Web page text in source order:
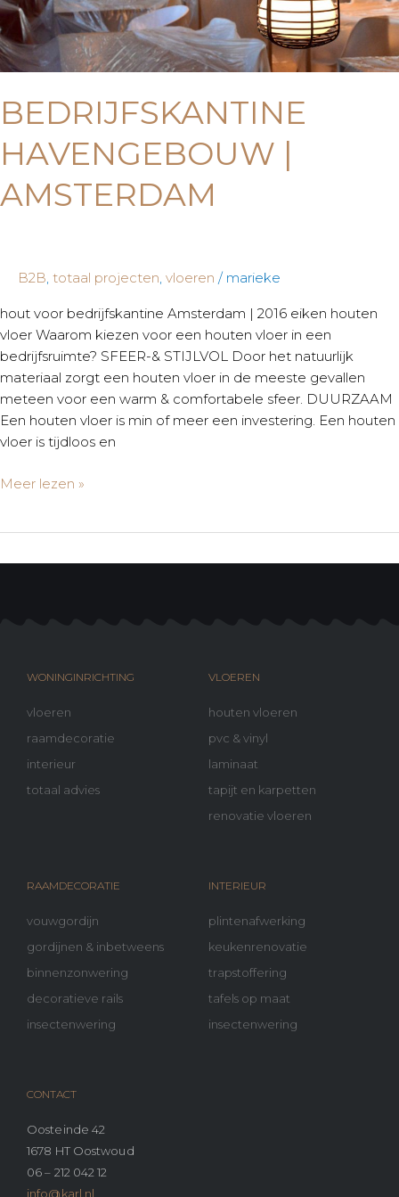
BEDRIJFSKANTINE
HAVENGEBOUW |
AMSTERDAM
B2B, totaal projecten, vloeren / marieke
hout voor bedrijfskantine Amsterdam | 2016 eiken houten
vloer Waarom kiezen voor een houten vloer in een
bedrijfsruimte? SFEER-& STIJLVOL Door het natuurlijk
materiaal zorgt een houten vloer in de meeste gevallen
meteen voor een warm & comfortabele sfeer. DUURZAAM
Een houten vloer is min of meer een investering. Een houten
vloer is tijdloos en
Meer lezen »
WONINGINRICHTING
vloeren
raamdecoratie
interieur
totaal advies
VLOEREN
houten vloeren
pvc & vinyl
laminaat
tapijt en karpetten
renovatie vloeren
RAAMDECORATIE
vouwgordijn
gordijnen & inbetweens
binnenzonwering
decoratieve rails
insectenwering
INTERIEUR
plintenafwerking
keukenrenovatie
trapstoffering
tafels op maat
insectenwering
CONTACT
Oosteinde 42
1678 HT Oostwoud
06 – 212 042 12
info@karl.nl